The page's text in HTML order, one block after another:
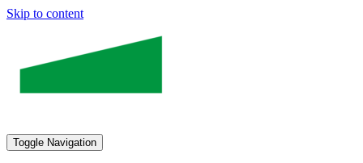
Skip to content
Toggle Navigation